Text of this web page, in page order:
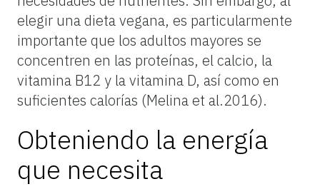
elegir una dieta vegana, es particularmente
importante que los adultos mayores se
concentren en las proteínas, el calcio, la
vitamina B12 y la vitamina D, así como en
suficientes calorías (Melina et al.2016).
Obteniendo la energía
que necesita